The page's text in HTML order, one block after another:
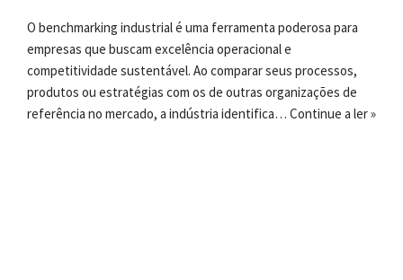
O benchmarking industrial é uma ferramenta poderosa para
empresas que buscam excelência operacional e
competitividade sustentável. Ao comparar seus processos,
produtos ou estratégias com os de outras organizações de
referência no mercado, a indústria identifica… Continue a ler »